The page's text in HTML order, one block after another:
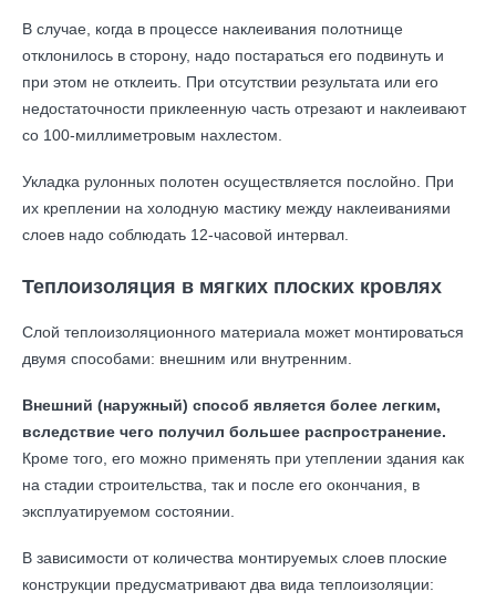
В случае, когда в процессе наклеивания полотнище
отклонилось в сторону, надо постараться его подвинуть и
при этом не отклеить. При отсутствии результата или его
недостаточности приклеенную часть отрезают и наклеивают
со 100-миллиметровым нахлестом.
Укладка рулонных полотен осуществляется послойно. При
их креплении на холодную мастику между наклеиваниями
слоев надо соблюдать 12-часовой интервал.
Теплоизоляция в мягких плоских кровлях
Слой теплоизоляционного материала может монтироваться
двумя способами: внешним или внутренним.
Внешний (наружный) способ является более легким,
вследствие чего получил большее распространение.
Кроме того, его можно применять при утеплении здания как
на стадии строительства, так и после его окончания, в
эксплуатируемом состоянии.
В зависимости от количества монтируемых слоев плоские
конструкции предусматривают два вида теплоизоляции: